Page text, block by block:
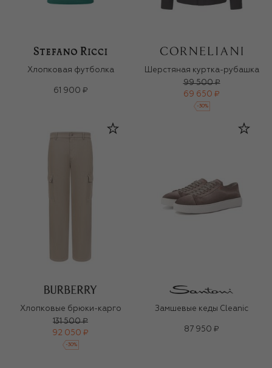
Хлопковая футболка
61 900 ₽
Шерстяная куртка-рубашка
99 500 ₽
69 650 ₽
-30%
Хлопковые брюки-карго
131 500 ₽
92 050 ₽
-30%
Замшевые кеды Cleanic
87 950 ₽